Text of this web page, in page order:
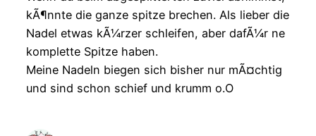
kÃ¶nnte die ganze spitze brechen. Als lieber die
Nadel etwas kÃ¼rzer schleifen, aber dafÃ¼r ne
komplette Spitze haben.
Meine Nadeln biegen sich bisher nur mÃ¤chtig
und sind schon schief und krumm o.O